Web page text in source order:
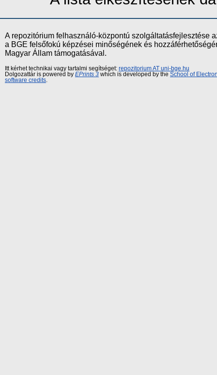
A repozitórium felhasználó-központú szolgáltatásfejlesztése
a BGE felsőfokú képzései minőségének és
Magyar Állam támogatásával.
Itt kérhet technikai vagy tartalmi segítséget: repozitorium AT uni-bge.hu
Dolgozattár is powered by EPrints 3 which is developed by the School of
software credits